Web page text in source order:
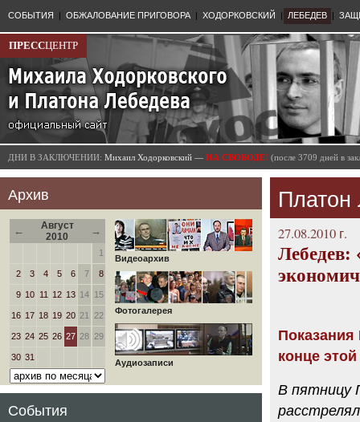
СОБЫТИЯ | ОБЖАЛОВАНИЕ ПРИГОВОРА | ХОДОРКОВСКИЙ | ЛЕБЕДЕВ |
ПРЕССЦЕНТР
ДНИ В ЗАКЛЮЧЕНИИ: Михаил Ходорковский — НА СВОБОДЕ! (после 3709 дней в
Архив
←
Август
2010
→
1
2 3 4 5 6 7 8
9 10 11 12 13 14 15
16 17 18 19 20 21 22
23 24 25 26 27 28 29
30 31
Видеоархив
Фотогалерея
Аудиозаписи
События
Платон
27.08.2010 г.
Лебедев:
конце
В пятницу